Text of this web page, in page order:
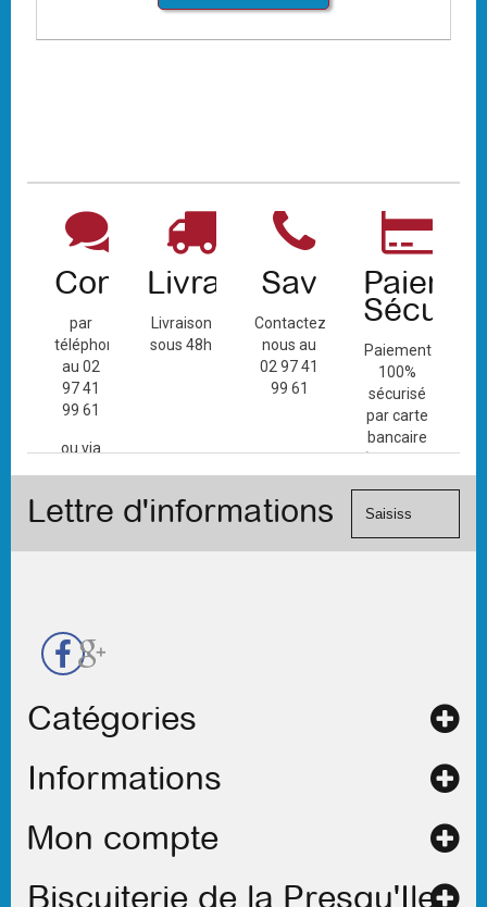
Contact
par
téléphone
au 02
97 41
99 61
ou via
de
Livraison
Livraison
sous 48h
Sav
Contactez-
nous au
02 97 41
99 61
Paiement
100%
sécurisé
par carte
bancaire
(Mastercard,
Visa, ...) et
Lettre d'informations
Catégories
Informations
Mon compte
Biscuiterie de la Presqu'Ile